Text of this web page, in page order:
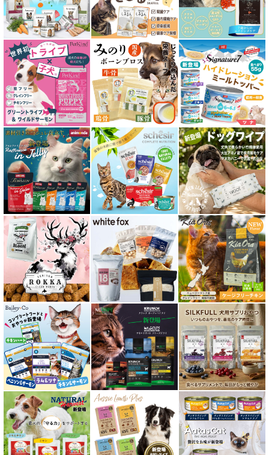
皮膚・被毛ケア対応 フード for CAT
食物アレルギー対応キャットフード
腎臓ケア対応キャットフード
関節サポート対応 フード for CAT
糖尿ケア対応 フード for CAT
肥満ケア対応 フード for CAT
泌尿器ケア対応 フード for CAT
胃腸ケア対応 フード for CAT
口腔内・喉ケア対応商品 猫用
食欲サポート対応キャットフード
肝臓ケア対応キャットフード
免疫サポート 猫用
低脂肪 ドライフード for CAT